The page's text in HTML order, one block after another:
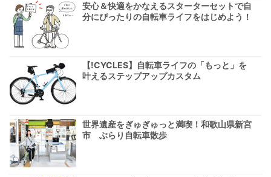
安心＆快適をかなえるスターターセットで自
分にぴったりの自転車ライフをはじめよう！
【!CYCLES】自転車ライフの「もっと」を
叶えるステップアップカスタム
世界遺産をぎゅぎゅっと満喫！和歌山県新宮
市 ぶらり自転車散歩